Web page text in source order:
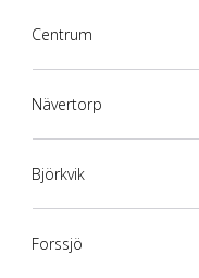
Centrum
Nävertorp
Björkvik
Forssjö